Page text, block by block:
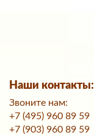
Наши контакты:
Звоните нам:
+7 (495) 960 89 59
+7 (903) 960 89 59